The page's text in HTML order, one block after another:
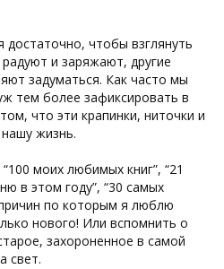
достаточно, чтобы взглянуть
и заряжают, другие
задуматься. Как часто мы
тем более зафиксировать в
что эти крапинки, ниточки и
жизнь.
“100 моих любимых книг”, “21
в этом году”, “30 самых
по которым я люблю
нового! Или вспомнить о
захороненное в самой
свет.